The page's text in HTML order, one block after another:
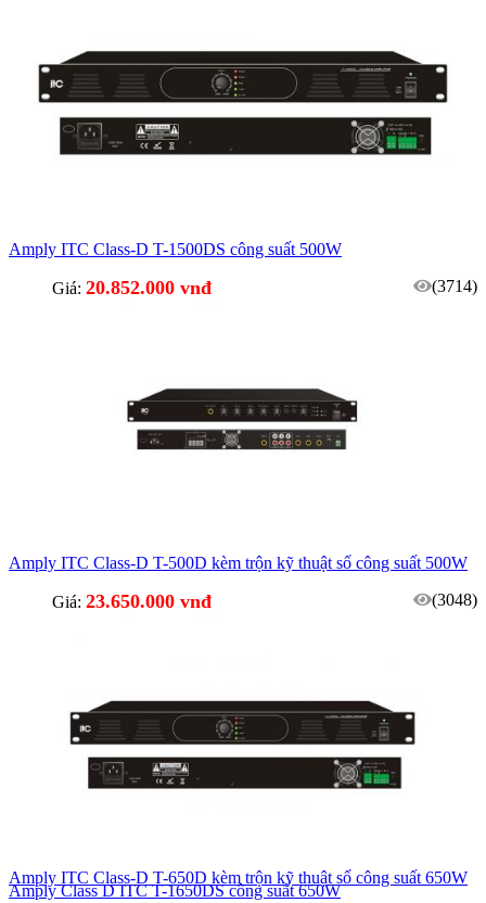
Amply ITC Class-D T-1500DS công suất 500W
Giá: 20.852.000 vnđ (3714)
Amply ITC Class-D T-500D kèm trộn kỹ thuật số công suất 500W
Giá: 23.650.000 vnđ (3048)
Amply ITC Class-D T-650D kèm trộn kỹ thuật số công suất 650W
Amply Class D ITC T-1650DS công suất 650W